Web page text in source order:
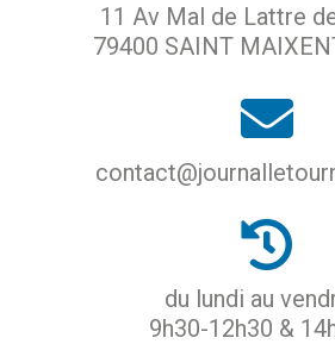
11 Av Mal de Lattre
79400 SAINT
du lundi au
9h30-12h30 &